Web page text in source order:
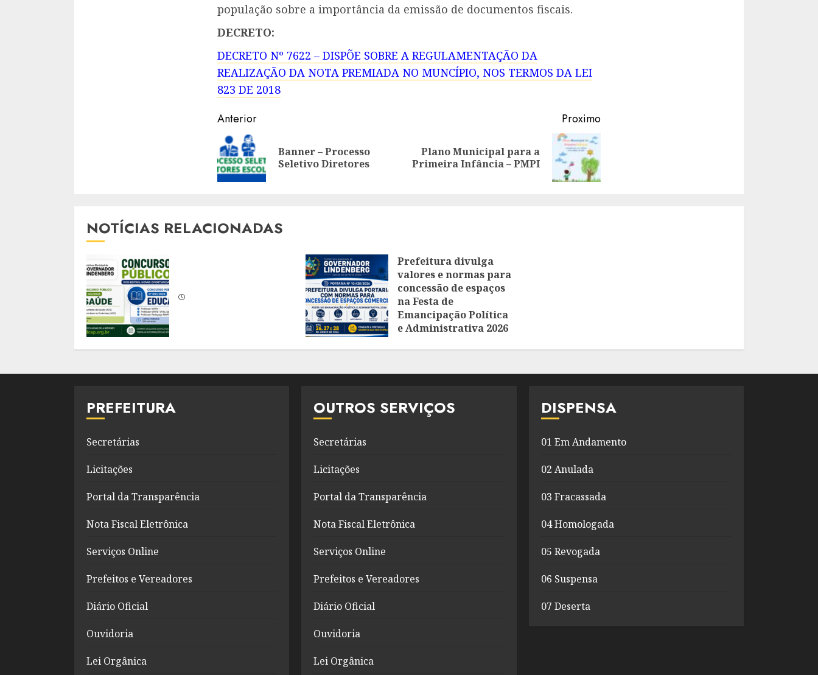
população sobre a importância da emissão de documentos fiscais.
DECRETO:
DECRETO Nº 7622 – DISPÕE SOBRE A REGULAMENTAÇÃO DA
REALIZAÇÃO DA NOTA PREMIADA NO MUNCÍPIO, NOS TERMOS DA LEI
823 DE 2018
Continue
Reading
Anterior
Anterior:
Banner – Processo
Seletivo Diretores
Proximo
Proximo:
Plano Municipal para a
Primeira Infância – PMPI
NOTÍCIAS RELACIONADAS
Prefeitura divulga
valores e normas para
concessão de espaços
na Festa de
Emancipação Política
e Administrativa 2026
PREFEITURA
Secretárias
Licitações
Portal da Transparência
Nota Fiscal Eletrônica
Serviços Online
Prefeitos e Vereadores
Diário Oficial
Ouvidoria
Lei Orgânica
OUTROS SERVIÇOS
Secretárias
Licitações
Portal da Transparência
Nota Fiscal Eletrônica
Serviços Online
Prefeitos e Vereadores
Diário Oficial
Ouvidoria
Lei Orgânica
DISPENSA
01 Em Andamento
02 Anulada
03 Fracassada
04 Homologada
05 Revogada
06 Suspensa
07 Deserta